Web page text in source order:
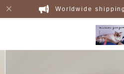
Worldwide